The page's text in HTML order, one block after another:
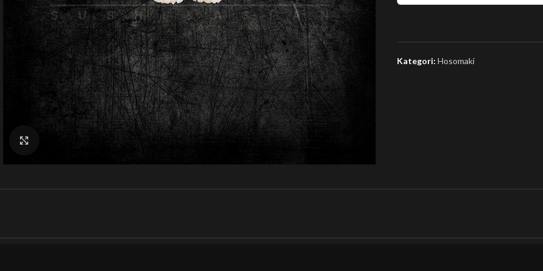
Klik for at forstørre
Kategori: Hosomaki